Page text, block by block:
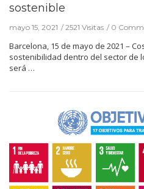
sostenible
mayo 15, 2021 2521 Visitas 0
Barcelona, 15 de mayo de 2021 –
sostenibilidad dentro del sector de
será …